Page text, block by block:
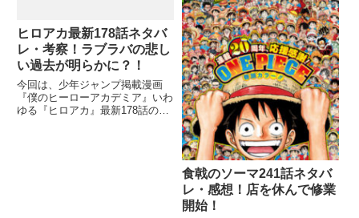
ヒロアカ最新178話ネタバ
レ・考察！ラブラバの悲し
い過去が明らかに？！
今回は、少年ジャンプ掲載漫画
『僕のヒーローアカデミア』いわ
ゆる『ヒロアカ』最新178話のネ
食戟のソーマ241話ネタバ
レ・感想！店を休んで修業
開始！